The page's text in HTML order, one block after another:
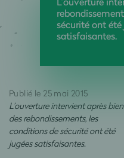
sécurité ont
satisfaisantes.
Publié le 25 mai 2015
L’ouverture intervient après bien
des rebondissements, les
conditions de sécurité ont été
jugées satisfaisantes.